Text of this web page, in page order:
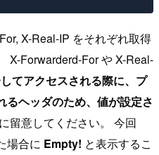
X-Real-IP をそれぞれ取得
X-Forwarderd-For や X-Real-
てアクセスされる際に、プ
るヘッダのため、値が設定さ
留意してください。 今回
場合に Empty! と表示するこ